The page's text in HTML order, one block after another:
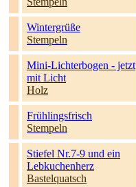
Wintergrüße
Stempeln
Mini-Lichterbogen - jetzt
mit Licht
Holz
Frühlingsfrisch
Stempeln
Stiefel Nr.7-9 und ein
Lebkuchenherz
Bastelquatsch